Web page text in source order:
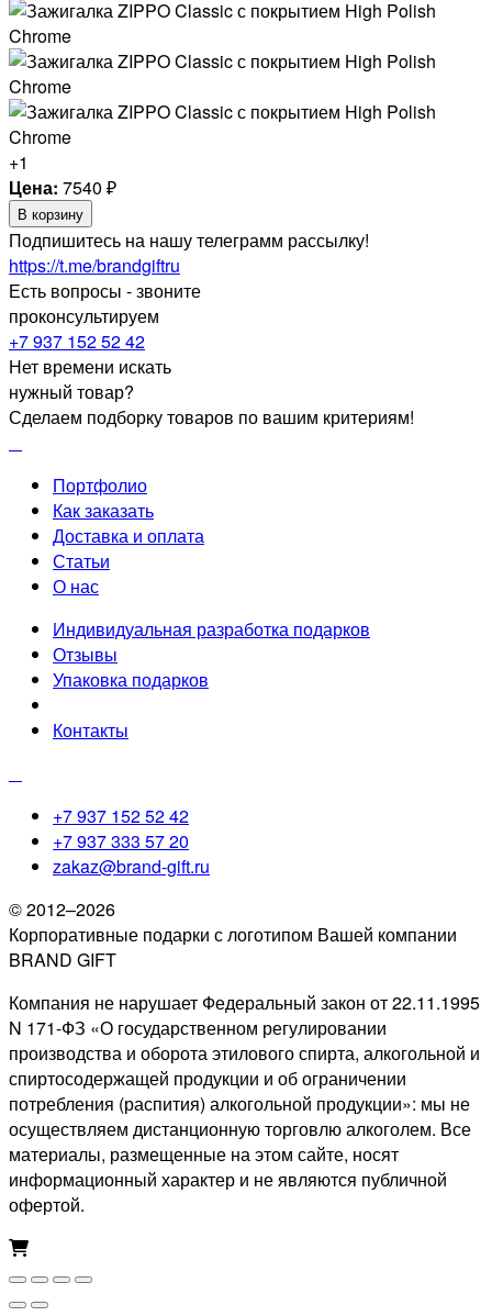
+1
Цена: 7540 ₽
В корзину
Подпишитесь на нашу телеграмм рассылку!
https://t.me/brandgiftru
Есть вопросы - звоните
проконсультируем
+7 937 152 52 42
Нет времени искать
нужный товар?
Сделаем подборку товаров по вашим критериям!
Портфолио
Как заказать
Доставка и оплата
Статьи
О нас
Индивидуальная разработка подарков
Отзывы
Упаковка подарков
Контакты
+7 937 152 52 42
+7 937 333 57 20
zakaz@brand-gift.ru
© 2012–2026
Корпоративные подарки с логотипом Вашей компании
BRAND GIFT
Компания не нарушает Федеральный закон от 22.11.1995
N 171-ФЗ «О государственном регулировании
производства и оборота этилового спирта, алкогольной и
спиртосодержащей продукции и об ограничении
потребления (распития) алкогольной продукции»: мы не
осуществляем дистанционную торговлю алкоголем. Все
материалы, размещенные на этом сайте, носят
информационный характер и не являются публичной
офертой.